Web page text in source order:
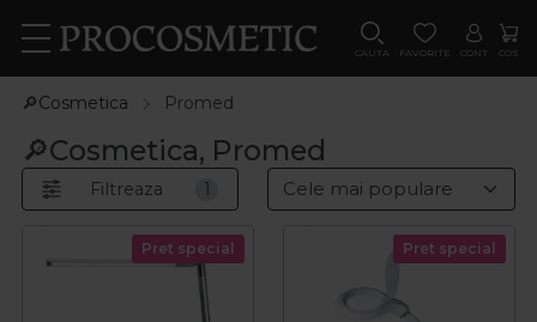
CAUTA FAVORITE CONT COS
🔎Cosmetica Promed
🔎Cosmetica, Promed
Filtreaza 1
Pret special Pret special